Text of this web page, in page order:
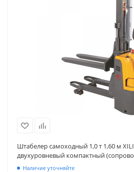
Штабелер самоходный 1,0 т 1,60 м
двухуровневый компактный
Наличие уточняйте